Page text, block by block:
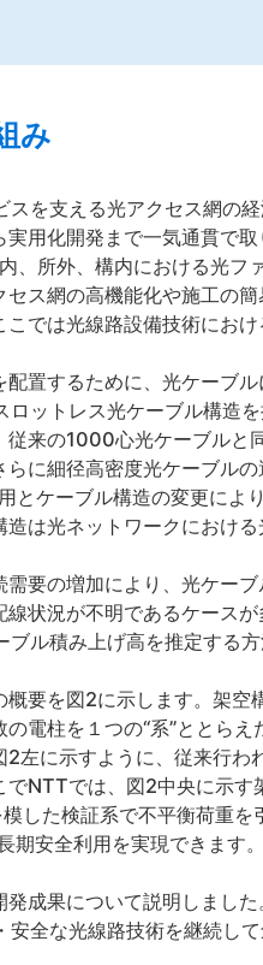
み
を支える光アクセス網の
用化開発まで一気通貫で取
所外、構内における光フ
ス網の高機能化や施工の
では光線路設備技術にお
置するために、光ケーブル
ットレス光ケーブル構造
従来の1000心光ケーブル
に細径高密度光ケーブルの
とケーブル構造の変更によ
は光ネットワークにおけ
要の増加により、光ケー
状況が不明であるケース
ル積み上げ高を推定する
要を図2に示します。架空
電柱を１つの“系”ととらえ
左に示すように、従来行わ
NTTでは、図2中央に示す
した検証系で不平衡荷重を
期安全利用を実現できます
成果について説明しまし
全な光線路技術を継続して